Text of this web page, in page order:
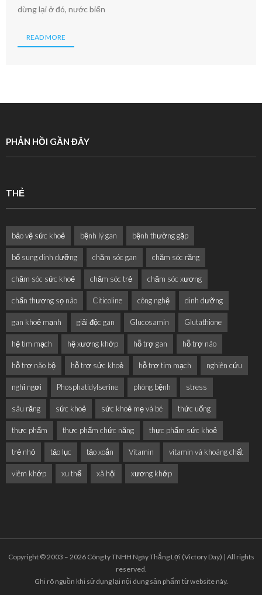
dừng lại ở đó, nước biển
READ MORE
PHẢN HỒI GẦN ĐÂY
THẺ
bảo vệ sức khoẻ bệnh lý gan bệnh thường gặp
bổ sung dinh dưỡng chăm sóc gan chăm sóc răng
chăm sóc sức khoẻ chăm sóc trẻ chăm sóc xương
chấn thương sọ não Citicoline công nghệ dinh dưỡng
gan khoẻ mạnh giải độc gan Glucosamin Glutathione
hệ tim mạch hệ xương khớp hỗ trợ gan hỗ trợ não
hỗ trợ não bộ hỗ trợ sức khoẻ hỗ trợ tim mạch nghiên cứu
nghỉ ngơi Phosphatidylserine phòng bệnh stress
sâu răng sức khoẻ sức khoẻ mẹ và bé thức uống
thực phẩm thực phẩm chức năng thực phẩm sức khoẻ
trẻ nhỏ tảo lục tảo xoắn Vitamin vitamin và khoáng chất
viêm khớp xu thế xã hội xương khớp
Copyright © 2003 – 2026 Công ty TNHH Ngày Thắng Lợi (Victory Day) | All rights
reserved.
Ghi rõ nguồn khi sử dụng lại nội dung sản phẩm từ website này.